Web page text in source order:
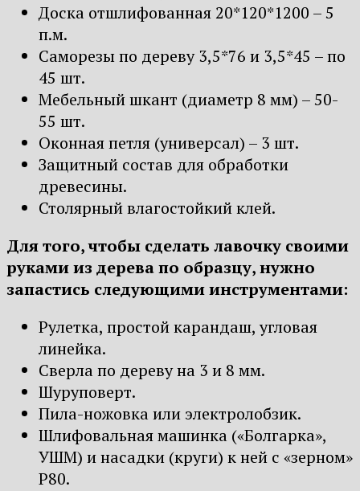
Доска отшлифованная 20*120*1200 – 5
п.м.
Саморезы по дереву 3,5*76 и 3,5*45 – по
45 шт.
Мебельный шкант (диаметр 8 мм) – 50-
55 шт.
Оконная петля (универсал) – 3 шт.
Защитный состав для обработки
древесины.
Столярный влагостойкий клей.
Для того, чтобы сделать лавочку своими
руками из дерева по образцу, нужно
запастись следующими инструментами:
Рулетка, простой карандаш, угловая
линейка.
Сверла по дереву на 3 и 8 мм.
Шуруповерт.
Пила-ножовка или электролобзик.
Шлифовальная машинка («Болгарка»,
УШМ) и насадки (круги) к ней с «зерном»
Р80.